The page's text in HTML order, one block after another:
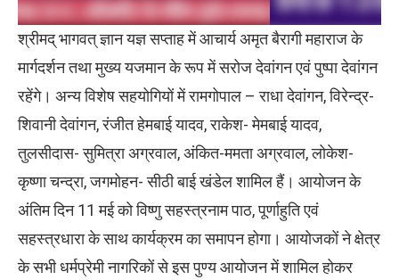
श्रीमद् भागवत् ज्ञान यज्ञ सप्ताह में आचार्य अमृत बैरागी महाराज के
मार्गदर्शन तथा मुख्‍य यजमान के रूप में सरोज देवांगन एवं पुष्‍पा देवांगन
रहेंगे। अन्‍य विशेष सहयोगियों में रामगोपाल – राधा देवांगन, विरेन्‍द्र-
शिवानी देवांगन, रंजीत हेमबाई यादव, राकेश- मेमबाई यादव,
तुलसीदास- सुमित्रा अग्रवाल, अंकित-ममता अग्रवाल, लोकेश-
कृष्‍णा चन्‍द्रा, जगमोहन- सीठी बाई खंडेल शामिल हैं। आयोजन के
अंतिम दिन 11 मई को विष्णु सहस्त्रनाम पाठ, पूर्णाहुति एवं
सहस्त्रधारा के साथ कार्यक्रम का समापन होगा। आयोजकों ने क्षेत्र
के सभी धर्मप्रेमी नागरिकों से इस पुण्य आयोजन में शामिल होकर